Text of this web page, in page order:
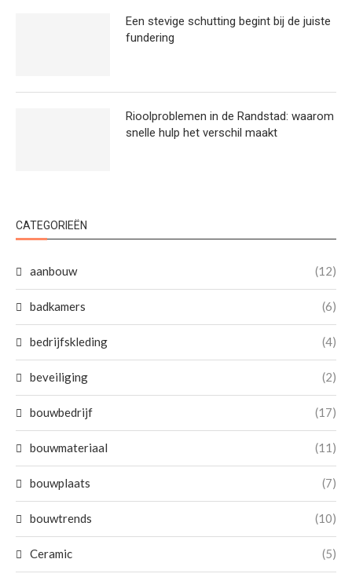
Een stevige schutting begint bij de juiste
fundering
Rioolproblemen in de Randstad: waarom
snelle hulp het verschil maakt
CATEGORIEËN
aanbouw (12)
badkamers (6)
bedrijfskleding (4)
beveiliging (2)
bouwbedrijf (17)
bouwmateriaal (11)
bouwplaats (7)
bouwtrends (10)
Ceramic (5)